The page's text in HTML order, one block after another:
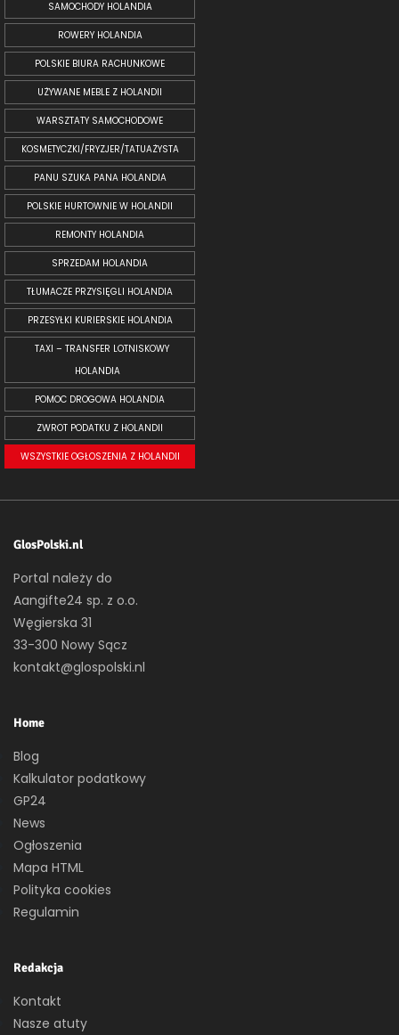
SAMOCHODY HOLANDIA
ROWERY HOLANDIA
POLSKIE BIURA RACHUNKOWE
UŻYWANE MEBLE Z HOLANDII
WARSZTATY SAMOCHODOWE
KOSMETYCZKI/FRYZJER/TATUAŻYSTA
PANU SZUKA PANA HOLANDIA
POLSKIE HURTOWNIE W HOLANDII
REMONTY HOLANDIA
SPRZEDAM HOLANDIA
TŁUMACZE PRZYSIĘGLI HOLANDIA
PRZESYŁKI KURIERSKIE HOLANDIA
TAXI – TRANSFER LOTNISKOWY
HOLANDIA
POMOC DROGOWA HOLANDIA
ZWROT PODATKU Z HOLANDII
WSZYSTKIE OGŁOSZENIA Z HOLANDII
GlosPolski.nl
Portal należy do
Aangifte24 sp. z o.o.
Węgierska 31
33-300 Nowy Sącz
kontakt@glospolski.nl
Home
Blog
Kalkulator podatkowy
GP24
News
Ogłoszenia
Mapa HTML
Polityka cookies
Regulamin
Redakcja
Kontakt
Nasze atuty